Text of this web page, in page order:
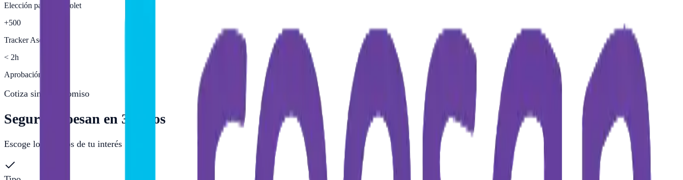
Elección para
Chevrolet
+500
TrackerAsegurados
< 2h
Aprobación rápida
Cotiza sin compromiso
Seguros Roesan en 3 pasos
Escoge los seguros de tu interés